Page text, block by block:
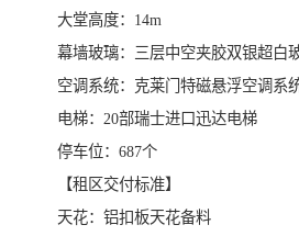
​大堂高度：14m
幕墙玻璃：三层中空夹胶双银超白
空调系统：克莱门特磁悬浮空调系
​电梯：20部瑞士进口迅达电梯
​停车位：687个
【租区交付标准】
​天花：铝扣板天花备料